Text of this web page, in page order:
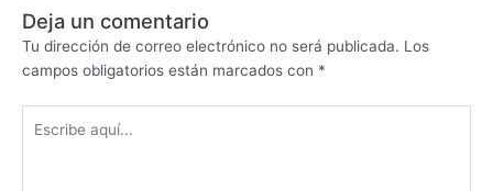
Deja un comentario
Tu dirección de correo electrónico no será publicada. Los
campos obligatorios están marcados con *
aquí...